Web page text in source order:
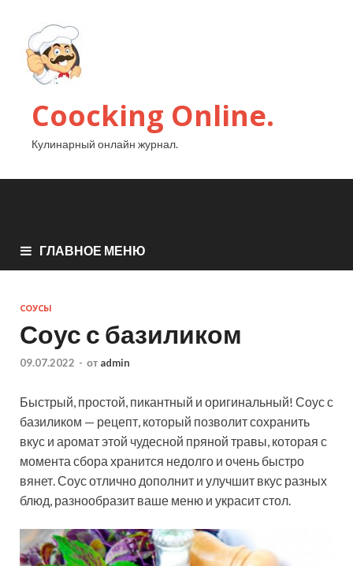
Coocking Online.
Кулинарный онлайн журнал.
ГЛАВНОЕ МЕНЮ
СОУСЫ
Соус с базиликом
09.07.2022 - от admin
Быстрый, простой, пикантный и оригинальный! Соус с
базиликом — рецепт, который позволит сохранить
вкус и аромат этой чудесной пряной травы, которая с
момента сбора хранится недолго и очень быстро
вянет. Соус отлично дополнит и улучшит вкус разных
блюд, разнообразит ваше меню и украсит стол.